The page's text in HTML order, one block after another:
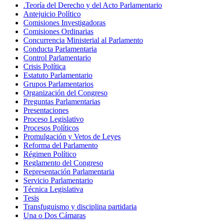
.Teoría del Derecho y del Acto Parlamentario
Antejuicio Político
Comisiones Investigadoras
Comisiones Ordinarias
Concurrencia Ministerial al Parlamento
Conducta Parlamentaria
Control Parlamentario
Crisis Política
Estatuto Parlamentario
Grupos Parlamentarios
Organización del Congreso
Preguntas Parlamentarias
Presentaciones
Proceso Legislativo
Procesos Políticos
Promulgación y Vetos de Leyes
Reforma del Parlamento
Régimen Político
Reglamento del Congreso
Representación Parlamentaria
Servicio Parlamentario
Técnica Legislativa
Tesis
Transfuguismo y disciplina partidaria
Una o Dos Cámaras